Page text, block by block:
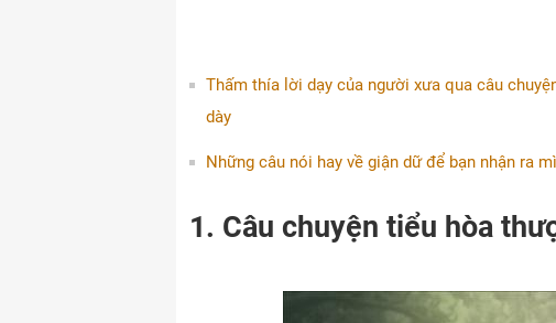
Thấm thía lời dạy của người xưa qua câu
dày
Những câu nói hay về giận dữ để bạn nhận ra
1. Câu chuyện tiểu hòa